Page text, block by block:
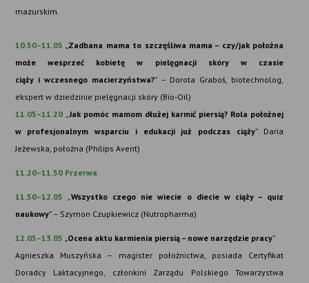
mazurskim.
10.50–11.05
Zadbana mama to szczęśliwa mama – czy/jak położna
może wesprzeć kobietę w pielęgnacji skóry w czasie
ciąży i wczesnego macierzyństwa?” – Dorota Graboś, biotechnolog,
ekspert w dziedzinie pielęgnacji skóry (Bio-Oil)
11.05–11.20 Jak pomóc mamom dłużej karmić piersią? Rola położnej
w profesjonalnym wsparciu i edukacji już podczas ciąży” Daria
Jeżewska, położna (Philips Avent)
11.20–11.50 Przerwa
11.50–12.05
Wszystko czego nie wiecie o diecie w ciąży – quiz
naukowy” – Szymon Czupkiewicz (Nutropharma)
12.05–13.05 Ocena aktu karmienia piersią – nowe narzędzie pracy”
Agnieszka Muszyńska – magister położnictwa, posiada Certyfikat
Doradcy Laktacyjnego, członkini Zarządu Polskiego Towarzystwa